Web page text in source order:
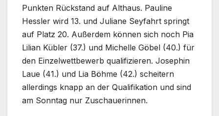
Punkten Rückstand auf Althaus. Pauline
Hessler wird 13. und Juliane Seyfahrt springt
auf Platz 20. Außerdem können sich noch Pia
Lilian Kübler (37.) und Michelle Göbel (40.) für
den Einzelwettbewerb qualifizieren. Josephin
Laue (41.) und Lia Böhme (42.) scheitern
allerdings knapp an der Qualifikation und sind
am Sonntag nur Zuschauerinnen.